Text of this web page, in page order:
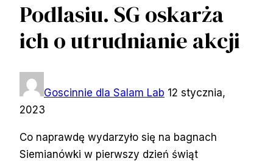
Podlasiu. SG oskarża
ich o utrudnianie akcji
Goscinnie dla Salam Lab 12 stycznia,
2023
Co naprawdę wydarzyło się na bagnach
Siemianówki w pierwszy dzień świąt